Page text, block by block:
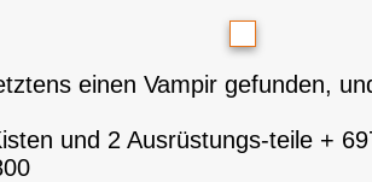
einen Vampir gefunden,
und 2 Ausrüstungs-teile +